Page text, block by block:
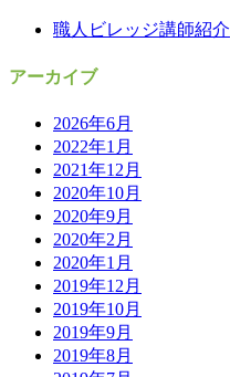
職人ビレッジ講師紹介
アーカイブ
2026年6月
2022年1月
2021年12月
2020年10月
2020年9月
2020年2月
2020年1月
2019年12月
2019年10月
2019年9月
2019年8月